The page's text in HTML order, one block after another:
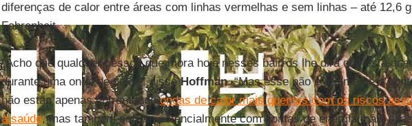
diferenças de calor entre áreas com linhas vermelhas e sem linhas – até 12,6
Fahrenheit.
“Acho que qualquer pessoa que mora hoje nesses bairros lhe dirá que está
durante uma onda de calor”, disseHoffman. “Mas esse não é realmente o
não estão apenas enfrentandoondas de calor mais quentes com os riscos
à saúde, mas também sofrem potencialmente com contas de energia mais